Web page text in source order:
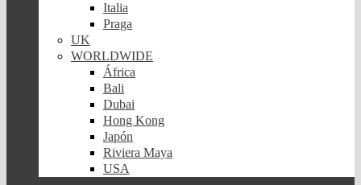
Italia
Praga
UK
WORLDWIDE
África
Bali
Dubai
Hong Kong
Japón
Riviera Maya
USA